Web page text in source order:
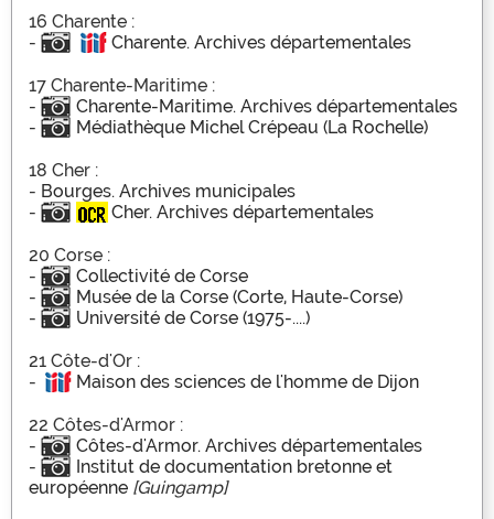
16 Charente :
-
Charente. Archives départementales
17 Charente-Maritime :
-
Charente-Maritime. Archives départementales
-
Médiathèque Michel Crépeau (La Rochelle)
18 Cher :
- Bourges. Archives municipales
-
Cher. Archives départementales
20 Corse :
-
Collectivité de Corse
-
Musée de la Corse (Corte, Haute-Corse)
-
Université de Corse (1975-....)
21 Côte-d'Or :
-
Maison des sciences de l'homme de Dijon
22 Côtes-d'Armor :
-
Côtes-d'Armor. Archives départementales
-
Institut de documentation bretonne et
européenne [Guingamp]